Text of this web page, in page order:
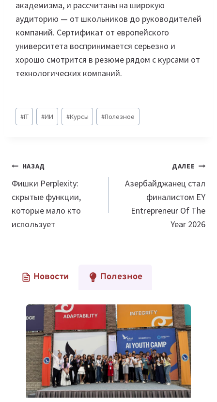
академизма, и рассчитаны на широкую
аудиторию — от школьников до руководителей
компаний. Сертификат от европейского
университета воспринимается серьезно и
хорошо смотрится в резюме рядом с курсами от
технологических компаний.
Метки
записи:
#IT #ИИ #Курсы #Полезное
Навигация
по
записям
НАЗАД
Фишки Perplexity:
скрытые функции,
которые мало кто
использует
ДАЛЕЕ
Азербайджанец стал
финалистом EY
Entrepreneur Of The
Year 2026
Новости Полезное